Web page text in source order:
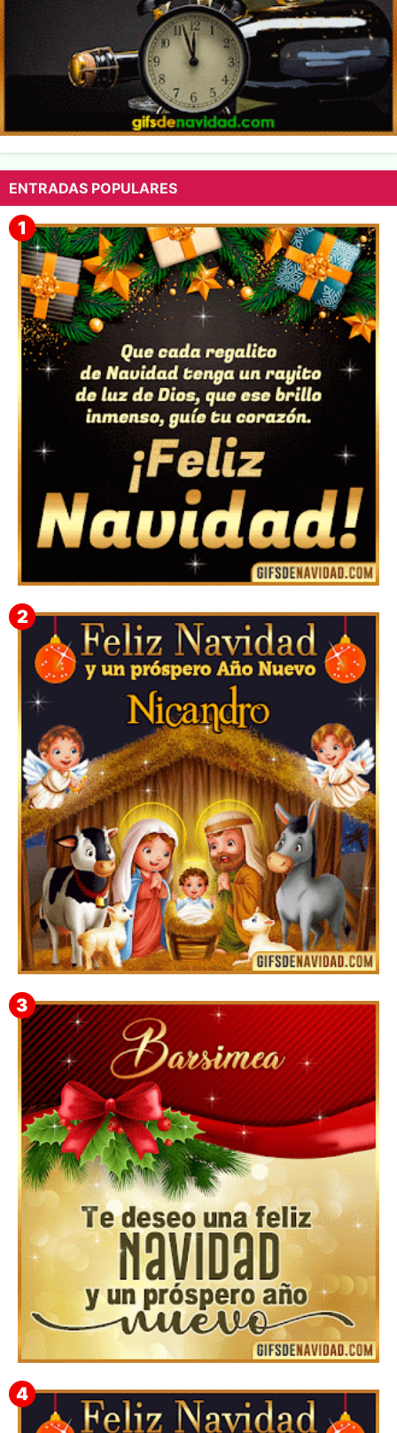
ENTRADAS POPULARES
▷GIF de Feliz Navidad 2025【❤️】
Feliz Navidad y próspero Año Nuevo Nicandro